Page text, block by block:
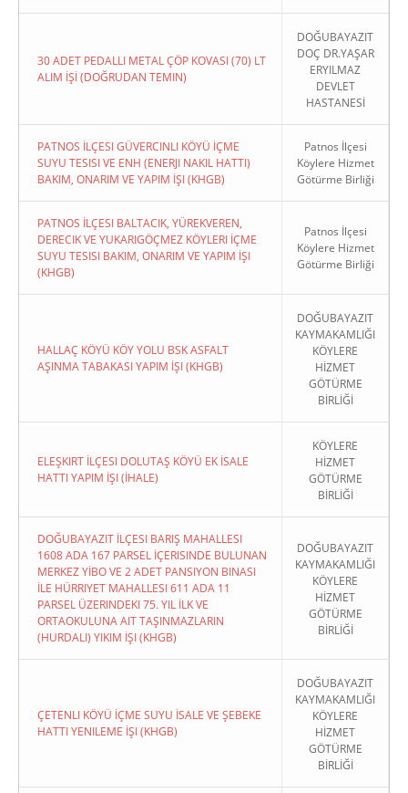
30 ADET PEDALLI METAL ÇÖP KOVASI (70) LT
ALIM İŞİ (DOĞRUDAN TEMIN)
DOĞUBAYAZIT
DOÇ DR.YAŞAR
ERYILMAZ
DEVLET
HASTANESİ
PATNOS İLÇESI GÜVERCINLI KÖYÜ İÇME
SUYU TESISI VE ENH (ENERJI NAKIL HATTI)
BAKIM, ONARIM VE YAPIM İŞI (KHGB)
Patnos İlçesi
Köylere Hizmet
Götürme Birliği
PATNOS İLÇESI BALTACIK, YÜREKVEREN,
DERECIK VE YUKARIGÖÇMEZ KÖYLERI İÇME
SUYU TESISI BAKIM, ONARIM VE YAPIM İŞI
(KHGB)
Patnos İlçesi
Köylere Hizmet
Götürme Birliği
HALLAÇ KÖYÜ KÖY YOLU BSK ASFALT
AŞINMA TABAKASI YAPIM İŞI (KHGB)
DOĞUBAYAZIT
KAYMAKAMLIĞI
KÖYLERE
HİZMET
GÖTÜRME
BİRLİĞİ
ELEŞKIRT İLÇESI DOLUTAŞ KÖYÜ EK İSALE
HATTI YAPIM İŞI (İHALE)
KÖYLERE
HİZMET
GÖTÜRME
BİRLİĞİ
DOĞUBAYAZIT İLÇESI BARIŞ MAHALLESI
1608 ADA 167 PARSEL İÇERISINDE BULUNAN
MERKEZ YİBO VE 2 ADET PANSIYON BINASI
İLE HÜRRIYET MAHALLESI 611 ADA 11
PARSEL ÜZERINDEKI 75. YIL İLK VE
ORTAOKULUNA AIT TAŞINMAZLARIN
(HURDALI) YIKIM İŞI (KHGB)
DOĞUBAYAZIT
KAYMAKAMLIĞI
KÖYLERE
HİZMET
GÖTÜRME
BİRLİĞİ
ÇETENLI KÖYÜ İÇME SUYU İSALE VE ŞEBEKE
HATTI YENILEME İŞI (KHGB)
DOĞUBAYAZIT
KAYMAKAMLIĞI
KÖYLERE
HİZMET
GÖTÜRME
BİRLİĞİ